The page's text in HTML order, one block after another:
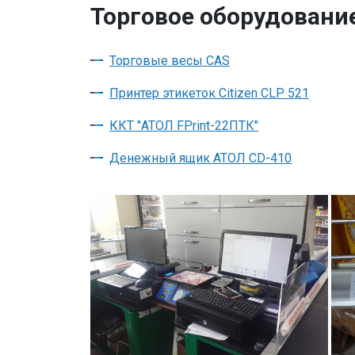
Торговое
Торговые весы CAS
Принтер этикеток Citizen CLP 521
ККТ "АТОЛ FPrint-22ПТК"
Денежный ящик АТОЛ CD-410